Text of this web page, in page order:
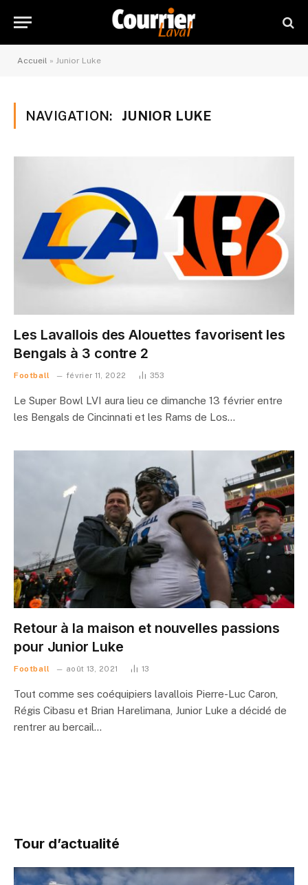
Accueil » Junior Luke
NAVIGATION: JUNIOR LUKE
Les Lavallois des Alouettes favorisent les
Bengals à 3 contre 2
Football février 11, 2022 353
Le Super Bowl LVI aura lieu ce dimanche 13 février entre
les Bengals de Cincinnati et les Rams de Los…
Retour à la maison et nouvelles passions
pour Junior Luke
Football août 13, 2021 13
Tout comme ses coéquipiers lavallois Pierre-Luc Caron,
Régis Cibasu et Brian Harelimana, Junior Luke a décidé de
rentrer au bercail…
Tour d’actualité